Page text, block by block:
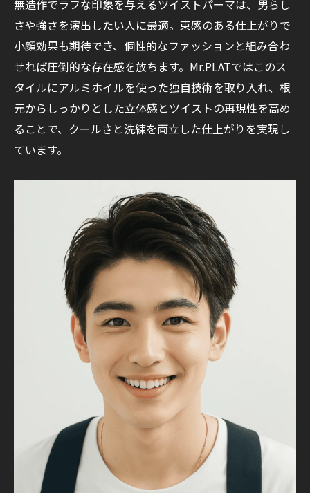
無造作でラフな印象を与えるツイストパーマは、男らし
さや強さを演出したい人に最適。束感のある仕上がりで
小顔効果も期待でき、個性的なファッションと組み合わ
せれば圧倒的な存在感を放ちます。Mr.PLATではこのス
タイルにアルミホイルを使った独自技術を取り入れ、根
元からしっかりとした立体感とツイストの再現性を高め
ることで、クールさと洗練を両立した仕上がりを実現し
ています。